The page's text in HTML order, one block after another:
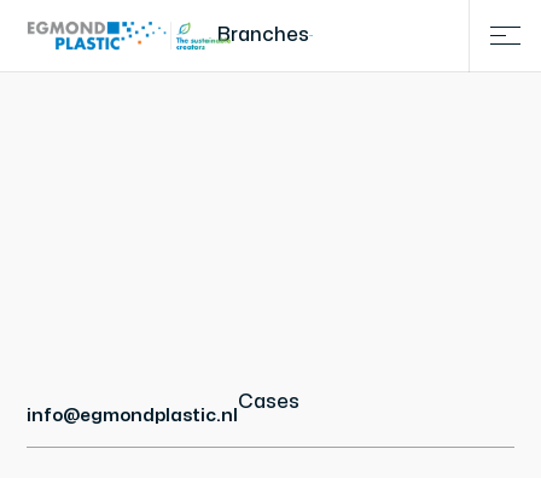
Branches
Cases
info@egmondplastic.nl